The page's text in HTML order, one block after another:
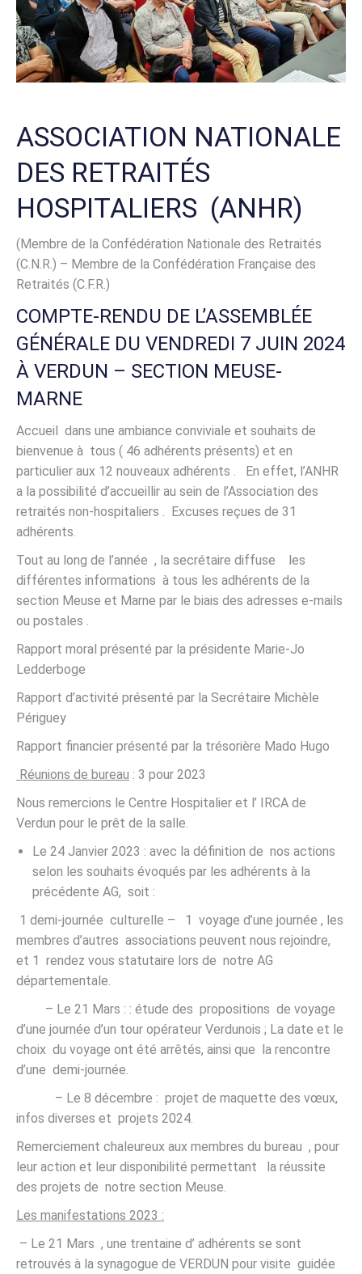
ASSOCIATION NATIONALE
DES RETRAITÉS
HOSPITALIERS (ANHR)
(Membre de la Confédération Nationale des Retraités
(C.N.R.) – Membre de la Confédération Française des
Retraités (C.F.R.)
COMPTE-RENDU DE L’ASSEMBLÉE
GÉNÉRALE DU VENDREDI 7 JUIN 2024
À VERDUN – SECTION MEUSE-
MARNE
Accueil dans une ambiance conviviale et souhaits de
bienvenue à tous ( 46 adhérents présents) et en
particulier aux 12 nouveaux adhérents . En effet, l’ANHR
a la possibilité d’accueillir au sein de l’Association des
retraités non-hospitaliers . Excuses reçues de 31
adhérents.
Tout au long de l’année , la secrétaire diffuse les
différentes informations à tous les adhérents de la
section Meuse et Marne par le biais des adresses e-mails
ou postales .
Rapport moral présenté par la présidente Marie-Jo
Ledderboge
Rapport d’activité présenté par la Secrétaire Michèle
Périguey
Rapport financier présenté par la trésorière Mado Hugo
Réunions de bureau : 3 pour 2023
Nous remercions le Centre Hospitalier et l’ IRCA de
Verdun pour le prêt de la salle.
Le 24 Janvier 2023 : avec la définition de nos actions
selon les souhaits évoqués par les adhérents à la
précédente AG, soit :
1 demi-journée culturelle – 1 voyage d’une journée , les
membres d’autres associations peuvent nous rejoindre,
et 1 rendez vous statutaire lors de notre AG
départementale.
– Le 21 Mars : : étude des propositions de voyage
d’une journée d’un tour opérateur Verdunois ; La date et le
choix du voyage ont été arrêtés, ainsi que la rencontre
d’une demi-journée.
– Le 8 décembre : projet de maquette des vœux,
infos diverses et projets 2024.
Remerciement chaleureux aux membres du bureau , pour
leur action et leur disponibilité permettant la réussite
des projets de notre section Meuse.
Les manifestations 2023 :
– Le 21 Mars , une trentaine d’ adhérents se sont
retrouvés à la synagogue de VERDUN pour visite guidée